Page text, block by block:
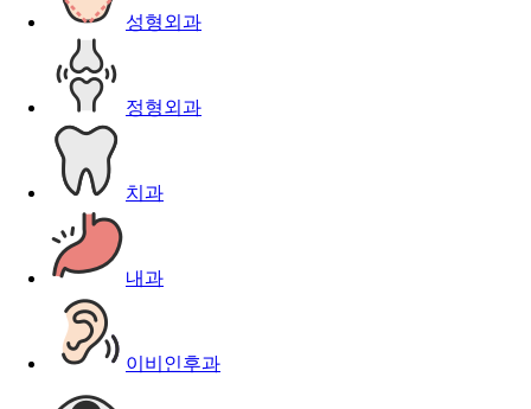
성형외과
정형외과
치과
내과
이비인후과